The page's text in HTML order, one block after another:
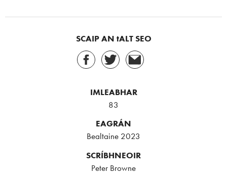
SCAIP AN tALT SEO
IMLEABHAR
83
EAGRÁN
Bealtaine 2023
SCRÍBHNEOIR
Peter Browne